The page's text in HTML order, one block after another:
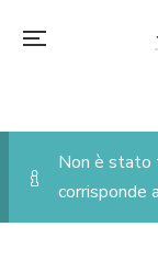
Non è stato
corrisponde